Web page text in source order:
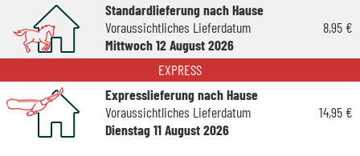
Standardlieferung nach Hause
Voraussichtliches Lieferdatum
Mittwoch 12 August 2026
8,95 €
EXPRESS
Expresslieferung nach Hause
Voraussichtliches Lieferdatum
Dienstag 11 August 2026
14,95 €